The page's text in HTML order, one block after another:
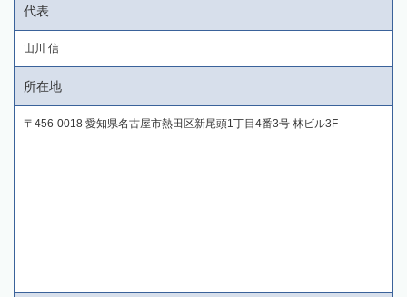
代表
山川 信
所在地
〒456-0018 愛知県名古屋市熱田区新尾頭1丁目4番3号 林ビル3F